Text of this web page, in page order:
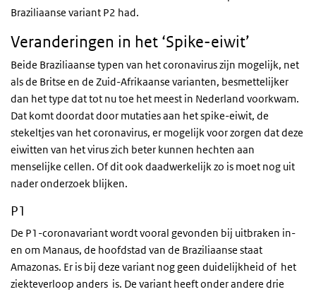
Braziliaanse variant P2 had.
Veranderingen in het ‘Spike-eiwit’
Beide Braziliaanse typen van het coronavirus zijn mogelijk, net
als de Britse en de Zuid-Afrikaanse varianten, besmettelijker
dan het type dat tot nu toe het meest in Nederland voorkwam.
Dat komt doordat door mutaties aan het spike-eiwit, de
stekeltjes van het coronavirus, er mogelijk voor zorgen dat deze
eiwitten van het virus zich beter kunnen hechten aan
menselijke cellen. Of dit ook daadwerkelijk zo is moet nog uit
nader onderzoek blijken.
P1
De P1-coronavariant wordt vooral gevonden bij uitbraken in-
en om Manaus, de hoofdstad van de Braziliaanse staat
Amazonas. Er is bij deze variant nog geen duidelijkheid of het
ziekteverloop anders is. De variant heeft onder andere drie